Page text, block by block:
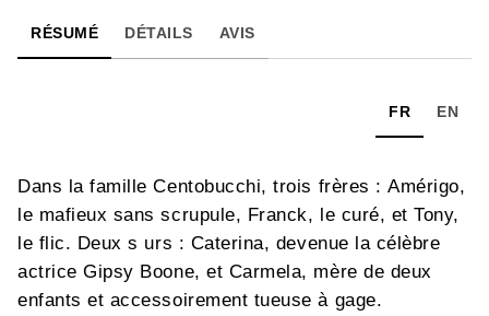
RÉSUMÉ DÉTAILS AVIS
FR EN
Dans la famille Centobucchi, trois frères : Amérigo,
le mafieux sans scrupule, Franck, le curé, et Tony,
le flic. Deux s urs : Caterina, devenue la célèbre
actrice Gipsy Boone, et Carmela, mère de deux
enfants et accessoirement tueuse à gage.